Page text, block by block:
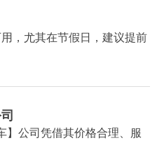
，尤其在节假日，建议提前
】公司凭借其价格合理、服